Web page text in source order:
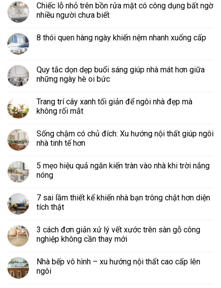
Chiếc lỗ nhỏ trên bồn rửa mặt có công dụng bất ngờ
nhiều người chưa biết
8 thói quen hàng ngày khiến nệm nhanh xuống cấp
Quy tắc dọn dẹp buổi sáng giúp nhà mát hơn giữa
những ngày hè oi bức
Trang trí cây xanh tối giản để ngôi nhà đẹp mà
không rối mắt
Sống chậm có chủ đích: Xu hướng nội thất giúp ngôi
nhà tinh tế hơn
5 mẹo hiệu quả ngăn kiến tràn vào nhà khi trời nắng
nóng
7 sai lầm thiết kế khiến nhà bạn trông chật hơn diện
tích thật
3 cách đơn giản xử lý vết xước trên sàn gỗ công
nghiệp không cần thay mới
Nhà bếp vô hình – xu hướng nội thất cao cấp lên
ngôi